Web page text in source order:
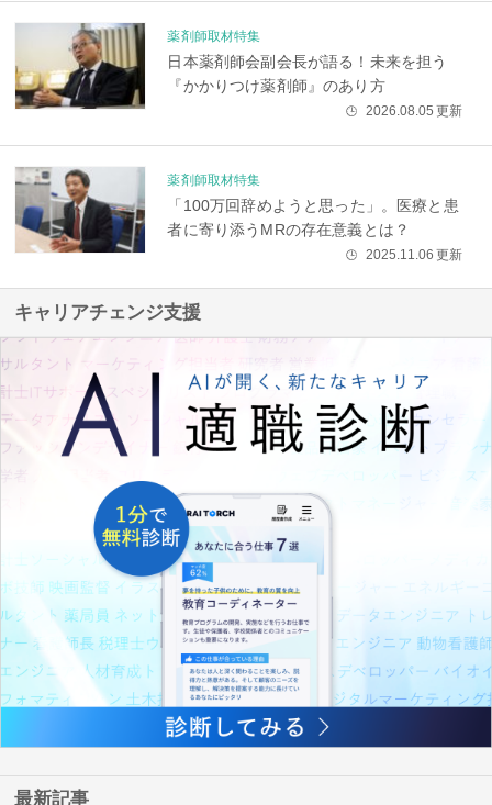
薬剤師取材特集
日本薬剤師会副会長が語る！未来を担う
『かかりつけ薬剤師』のあり方
🕒 2026.08.05 更新
薬剤師取材特集
「100万回辞めようと思った」。医療と患
者に寄り添うMRの存在意義とは？
🕒 2025.11.06 更新
キャリアチェンジ支援
最新記事